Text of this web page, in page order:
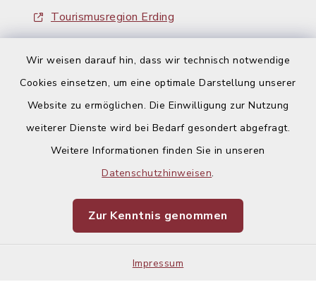
Wir weisen darauf hin, dass wir technisch notwendige
Cookies einsetzen, um eine optimale Darstellung unserer
Website zu ermöglichen. Die Einwilligung zur Nutzung
weiterer Dienste wird bei Bedarf gesondert abgefragt.
Weitere Informationen finden Sie in unseren
Datenschutzhinweisen.
Zur Kenntnis genommen
Impressum
Tourismusregion Erding
Kontakt
Datenschutz
Impressum